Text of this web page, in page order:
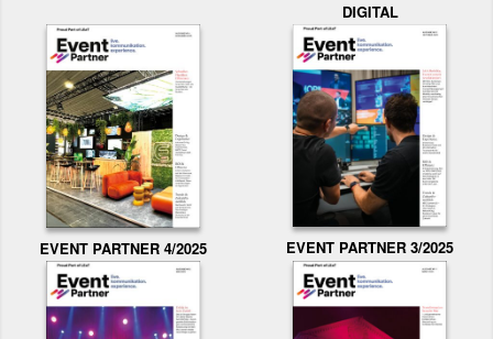
DIGITAL
EVENT PARTNER 4/2025 EVENT PARTNER 3/2025